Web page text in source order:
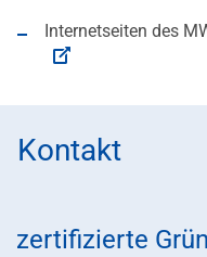
Internetseiten des
Kontakt
zertifizierte